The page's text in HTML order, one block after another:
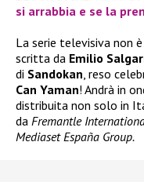
si arrabbia e se la
La serie televisiva non
scritta da Emilio
di Sandokan, reso
Can Yaman! Andrà in
distribuita non solo in
da Fremantle
Mediaset España Group.